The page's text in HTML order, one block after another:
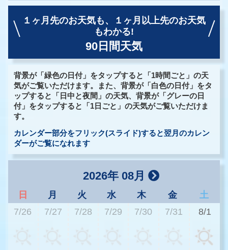
１ヶ月先のお天気も、
１ヶ月以上先のお天気
もわかる!
90日間天気
背景が「緑色の日付」をタップすると「1時間ごと」の天
気がご覧いただけます。また、背景が「白色の日付」をタ
ップすると「日中と夜間」の天気、背景が「グレーの日
付」をタップすると「1日ごと」の天気がご覧いただけま
す。
カレンダー部分をフリック(スライド)すると翌月のカレン
ダーがご覧になれます
2026年 08月
日 月 火 水 木 金
土
7/26
7/27 7/28 7/29 7/30 7/31 8/1